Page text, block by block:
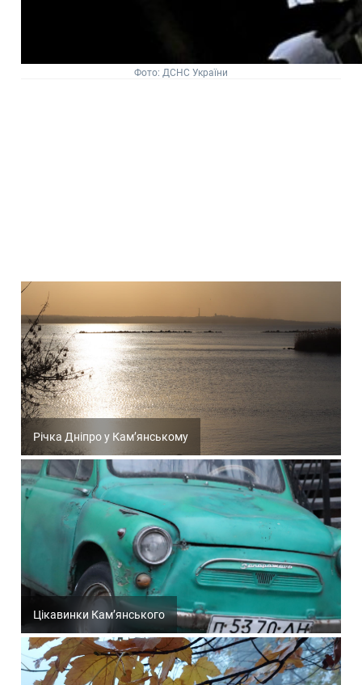
Фото: ДСНС України
Річка Дніпро у Кам’янському
Цікавинки Кам’янського